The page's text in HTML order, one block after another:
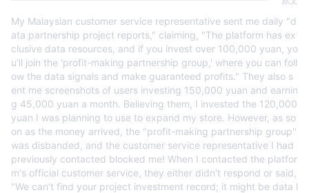
My Malaysian customer service representative sent me daily "d
ata partnership project reports," claiming, "The platform has ex
clusive data resources, and if you invest over 100,000 yuan, yo
u'll join the 'profit-making partnership group,' where you can foll
ow the data signals and make guaranteed profits." They also s
ent me screenshots of users investing 150,000 yuan and earnin
g 45,000 yuan a month. Believing them, I invested the 120,000
yuan I was planning to use to expand my store. However, as so
on as the money arrived, the "profit-making partnership group"
was disbanded, and the customer service representative I had
previously contacted blocked me! When I contacted the platfor
m's official customer service, they either didn't respond or said,
"We can't find your project investment record; it might be data l